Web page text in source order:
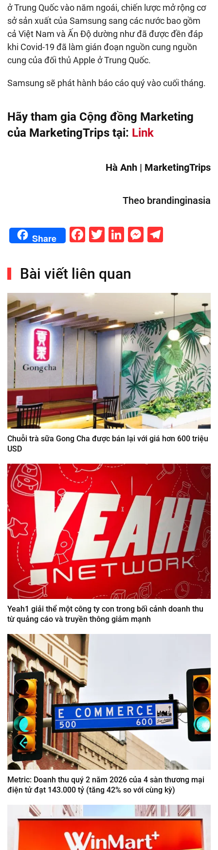
ở Trung Quốc vào năm ngoái, chiến lược mở rộng cơ
sở sản xuất của Samsung sang các nước bao gồm
cả Việt Nam và Ấn Độ dường như đã được đền đáp
khi Covid-19 đã làm gián đoạn nguồn cung nguồn
cung của đối thủ Apple ở Trung Quốc.
Samsung sẽ phát hành báo cáo quý vào cuối tháng.
Hãy tham gia Cộng đồng Marketing
của MarketingTrips tại: Link
Hà Anh | MarketingTrips
Theo brandinginasia
Share Facebook
Twitter
LinkedIn
Bài viết liên quan
Chuỗi trà sữa Gong Cha được bán lại với giá hơn 600 triệu
USD
Yeah1 giải thể một công ty con trong bối cảnh doanh thu
từ quảng cáo và truyền thông giảm mạnh
Metric: Doanh thu quý 2 năm 2026 của 4 sàn thương mại
điện tử đạt 143.000 tỷ (tăng 42% so với cùng kỳ)